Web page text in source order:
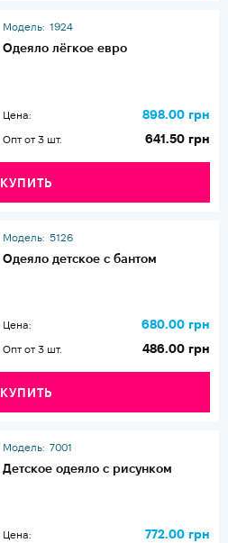
Модель: 1924
Одеяло лёгкое евро
Цена: 898.00 грн
Опт от 3 шт. 641.50 грн
КУПИТЬ
Модель: 5126
Одеяло детское с бантом
Цена: 680.00 грн
Опт от 3 шт. 486.00 грн
КУПИТЬ
Модель: 7001
Детское одеяло с рисунком
Цена: 772.00 грн